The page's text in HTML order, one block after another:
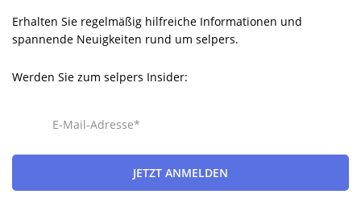
Erhalten Sie regelmäßig hilfreiche Informationen und
spannende Neuigkeiten rund um selpers.
Werden Sie zum selpers Insider: